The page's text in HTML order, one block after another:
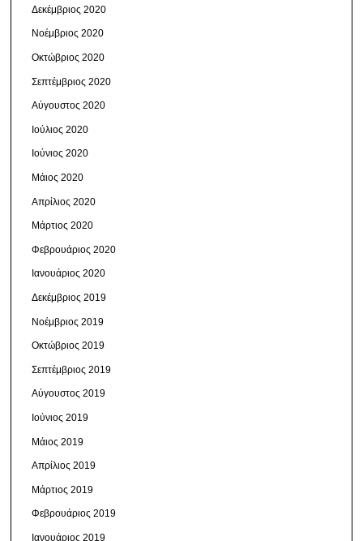
Δεκέμβριος 2020
Νοέμβριος 2020
Οκτώβριος 2020
Σεπτέμβριος 2020
Αύγουστος 2020
Ιούλιος 2020
Ιούνιος 2020
Μάιος 2020
Απρίλιος 2020
Μάρτιος 2020
Φεβρουάριος 2020
Ιανουάριος 2020
Δεκέμβριος 2019
Νοέμβριος 2019
Οκτώβριος 2019
Σεπτέμβριος 2019
Αύγουστος 2019
Ιούνιος 2019
Μάιος 2019
Απρίλιος 2019
Μάρτιος 2019
Φεβρουάριος 2019
Ιανουάριος 2019